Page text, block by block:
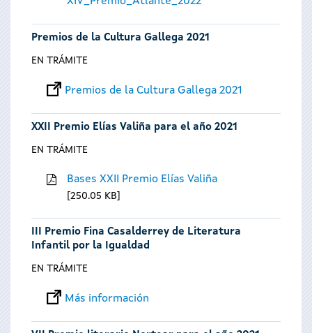
Premios de la Cultura Gallega 2021
EN TRÁMITE
Premios de la Cultura Gallega 2021
XXII Premio Elías Valiña para el año 2021
EN TRÁMITE
Bases XXII Premio Elías Valiña
250.05 KB
III Premio Fina Casalderrey de Literatura
Infantil por la Igualdad
EN TRÁMITE
Más información